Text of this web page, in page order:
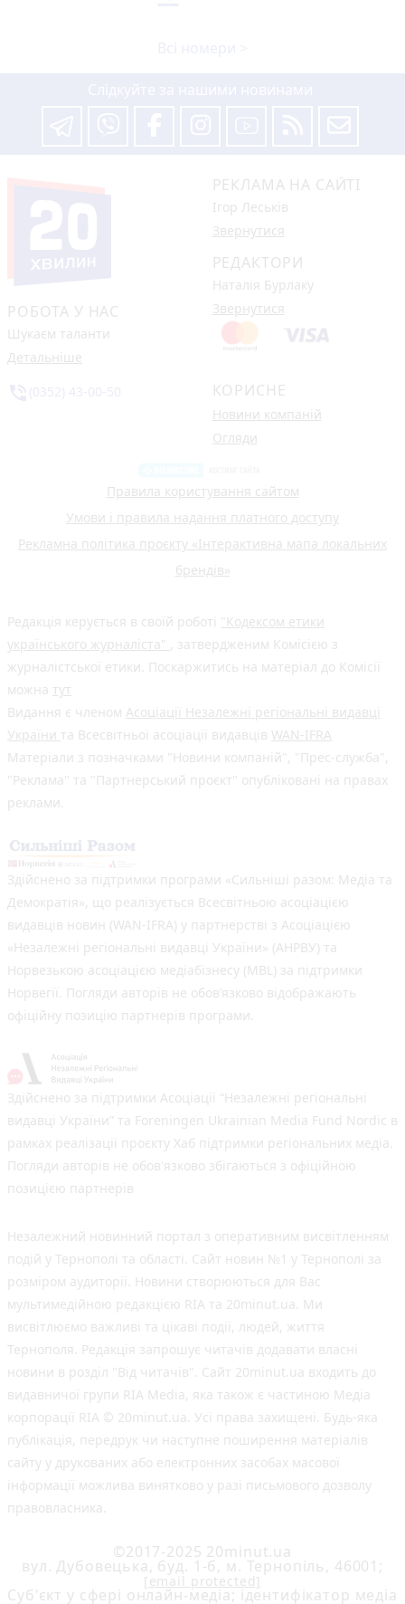
РОБОТА У НАС
Шукаєм таланти
Детальніше
РЕКЛАМА НА САЙТІ
Ігор Леськів
Звернутися
РЕДАКТОРИ
Наталія Бурлаку
Звернутися
КОРИСНЕ
Новини компаній
Огляди
Правила користування сайтом
Умови і правила надання платного доступу
Рекламна політика проєкту «Інтерактивна мапа локальних
брендів»
Редакція керується в своїй роботі "Кодексом етики
українського журналіста" , затвердженим Комісією з
журналістської етики. Поскаржитись на матеріал до Комісії
можна тут
Видання є членом Асоціації Незалежні регіональні видавці
України та Всесвітньої асоціації видавців WAN-IFRA
Матеріали з позначками "Новини компаній", "Прес-служба",
"Реклама" та "Партнерський проєкт" опубліковані на правах
реклами.
Здійснено за підтримки програми «Сильніші разом: Медіа та
Демократія», що реалізується Всесвітньою асоціацією
видавців новин (WAN-IFRA) у партнерстві з Асоціацією
«Незалежні регіональні видавці України» (АНРВУ) та
Норвезькою асоціацією медіабізнесу (MBL) за підтримки
Норвегії. Погляди авторів не обов’язково відображають
офіційну позицію партнерів програми.
Здійснено за підтримки Асоціації “Незалежні регіональні
видавці України” та Foreningen Ukrainian Media Fund Nordic в
рамках реалізації проєкту Хаб підтримки регіональних медіа.
Погляди авторів не обов'язково збігаються з офіційною
позицією партнерів
Незалежний новинний портал з оперативним висвітленням
подій у Тернополі та області. Сайт новин №1 у Тернополі за
розміром аудиторії. Новини створюються для Вас
мультимедійною редакцією RIA та 20minut.ua. Ми
висвітлюємо важливі та цікаві події, людей, життя
Тернополя. Редакція запрошує читачів додавати власні
новини в розділ "Від читачів". Сайт 20minut.ua входить до
видавничої групи RIA Media, яка також є частиною Медіа
корпорації RIA © 20minut.ua. Усі права захищені. Будь-яка
публiкацiя, передрук чи наступне поширення матеріалів
сайту у друкованих або електронних засобах масової
інформації можлива винятково у разі письмового дозволу
правовласника.
©2017-2025 20minut.ua
вул. Дубовецька, буд. 1-б, м. Тернопіль, 46001;
[email protected]
Cуб'єкт у сфері онлайн-медіа; ідентифікатор медіа